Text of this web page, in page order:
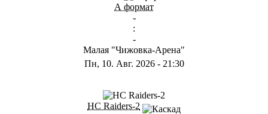
А формат
-
:
-
Малая "Чижовка-Арена"
Пн, 10. Авг. 2026- 21:30
HC Raiders-2